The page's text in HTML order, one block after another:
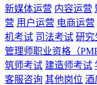
新媒体运营 内容运营
营 用户运营 电商运营
机考试 司法考试 研究
管理师职业资格（PMP
筑师考试 建造师考试
客服咨询 其他岗位 酒